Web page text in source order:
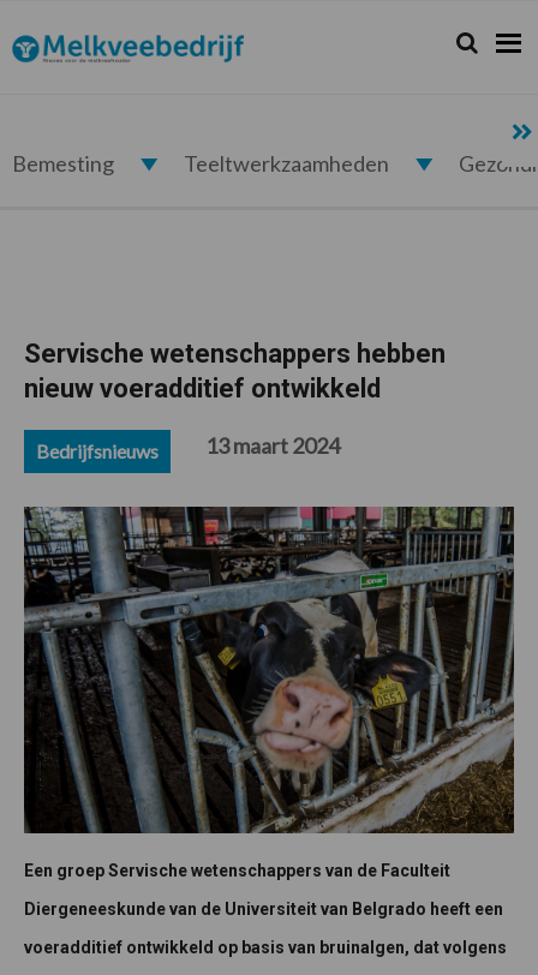
de
hoofdnavigatie
de
hoofd
de
eerste
de
voettekst
Melkveebedrijf.nl Zoeken...
Zoek
Bemesting Teeltwerkzaamheden
Servische wetenschappers hebben
nieuw voeradditief ontwikkeld
Bedrijfsnieuws 13 maart 2024
Een groep Servische wetenschappers van de Faculteit
Diergeneeskunde van de Universiteit van Belgrado heeft een
voeradditief ontwikkeld op basis van bruinalgen, dat volgens